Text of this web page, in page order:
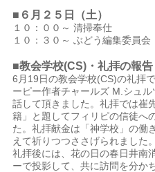
■６月２５日（土）
１０：００～ 清掃奉仕
１０：３０～ ぶどう編集委員会
■教会学校(CS)・礼拝の報告
6月19日の教会学校(CS)の礼拝
ーピー作者チャールズ M.シュ
話して頂きました。礼拝では崔
籍」と題してフィリピの信徒へ
た。礼拝献金は「神学校」の働
えて祈りつつささげられました。
礼拝後には、花の日の春日井南
ーで投影して、共に訪問を分か